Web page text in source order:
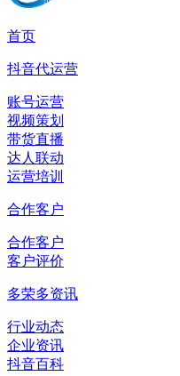
首页
抖音代运营
账号运营
视频策划
带货直播
达人联动
运营培训
合作客户
合作客户
客户评价
多荣多资讯
行业动态
企业资讯
抖音百科